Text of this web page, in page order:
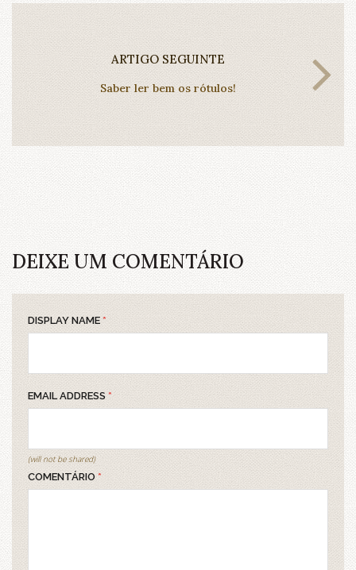
ARTIGO SEGUINTE
Saber ler bem os rótulos!
DEIXE UM COMENTÁRIO
DISPLAY NAME *
EMAIL ADDRESS *
(will not be shared)
COMENTÁRIO *